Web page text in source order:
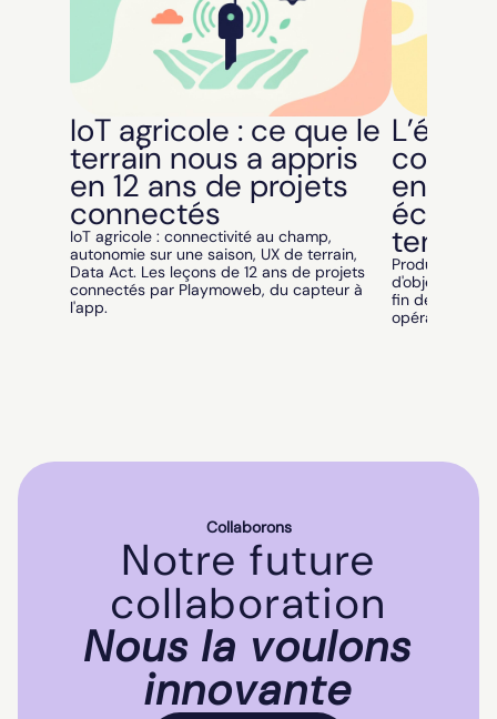
IoT agricole : ce que le
terrain nous a appris
en 12 ans de projets
connectés
IoT agricole : connectivité au champ,
autonomie sur une saison, UX de terrain,
Data Act. Les leçons de 12 ans de projets
connectés par Playmoweb, du capteur à
l'app.
L’état
en
Produit
d'objets, mur
fin de la 2G/
opérationnel
Collaborons
Notre future
collaboration
Nous la voulons
innovante